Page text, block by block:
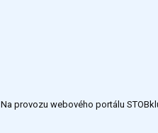
Na provozu webového portálu